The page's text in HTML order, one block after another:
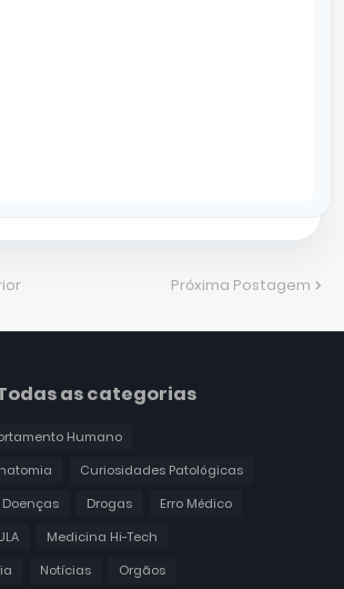
Próxima Postagem
as categorias
Humano
Curiosidades Patológicas
Doenças Drogas
Erro Médico
Medicina Hi-Tech
Notícias
Orgãos